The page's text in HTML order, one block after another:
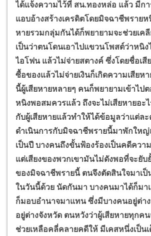
ได้แจ้งความไว้ที่ สน.ทองหล่อ แล้ว มีก
แอบอ้างสร้างเครดิตโดยมิจฉาชีพรายห
หายรวมกลุ่มกันได้ก็พยายามจะช่วยเค
เป็นว่าตนโดนเอาไปแขวนโพสต์ว่าหนิ
ไอโฟน แล้วไม่จ่ายสตางค์ ซึ่งโดยชื่อเสี
ซื้อของแล้วไม่จ่ายเงินก็เกิดความเสียห
นี้ผู้เสียหายหลายๆ คนก็พยายามเข้าไป
หนิงพอสมควรแล้ว ถึงจะไม่เสียหายอะไ
กับผู้เสียหายแล้วทำให้ได้ข้อมูลว่าแต่ล
ดำเนินการกับมิจฉาชีพรายนี้มาพักให
เป็นปี บางคนถึงขั้นฟ้องร้องเป็นคดีคว
แต่เสียงของพวกเขามันไม่ดังพอที่จะยั
ของมิจฉาชีพรายนี้ ตนจึงตัดสินใจมาเป็
ในวันนี้ด้วย นัดกันมา บางคนมาได้ก็มา
ก็มอบอำนาจมาแทน ซึ่งมีบางคนอยู่ต่า
อยู่ต่างจังหวัด ตนหวังว่าผู้เสียหายทุกค
ช่วยเหลือคลี่คลายคดีให้ มีเคสหนึ่งเป็น